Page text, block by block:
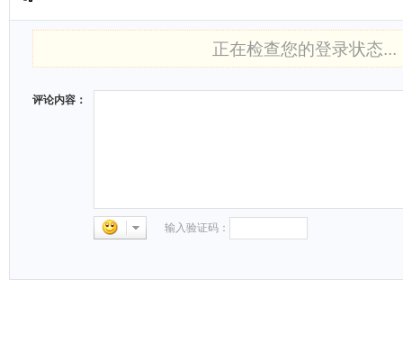
正在检查您的登录状态...
评论内容：
输入验证码：